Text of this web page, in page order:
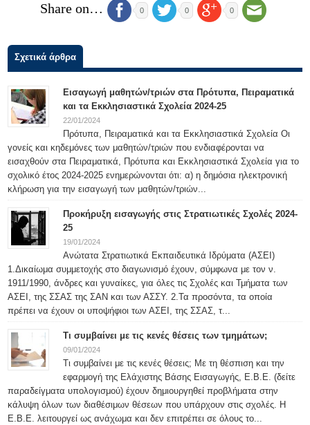
Share on… 0 0 0
Σχετικά άρθρα
Εισαγωγή μαθητών/τριών στα Πρότυπα, Πειραματικά
και τα Εκκλησιαστικά Σχολεία 2024-25
22/01/2024
Πρότυπα, Πειραματικά και τα Εκκλησιαστικά Σχολεία Οι
γονείς και κηδεμόνες των μαθητών/τριών που ενδιαφέρονται να
εισαχθούν στα Πειραματικά, Πρότυπα και Εκκλησιαστικά Σχολεία για το
σχολικό έτος 2024-2025 ενημερώνονται ότι: α) η δημόσια ηλεκτρονική
κλήρωση για την εισαγωγή των μαθητών/τριών...
Προκήρυξη εισαγωγής στις Στρατιωτικές Σχολές 2024-
25
19/01/2024
Ανώτατα Στρατιωτικά Εκπαιδευτικά Ιδρύματα (ΑΣΕΙ)
1.Δικαίωμα συμμετοχής στο διαγωνισμό έχουν, σύμφωνα με τον ν.
1911/1990, άνδρες και γυναίκες, για όλες τις Σχολές και Τμήματα των
ΑΣΕΙ, της ΣΣΑΣ της ΣΑΝ και των ΑΣΣΥ. 2.Τα προσόντα, τα οποία
πρέπει να έχουν οι υποψήφιοι των ΑΣΕΙ, της ΣΣΑΣ, τ...
Τι συμβαίνει με τις κενές θέσεις των τμημάτων;
09/01/2024
Τι συμβαίνει με τις κενές θέσεις; Με τη θέσπιση και την
εφαρμογή της Ελάχιστης Βάσης Εισαγωγής, Ε.Β.Ε. (δείτε
παραδείγματα υπολογισμού) έχουν δημιουργηθεί προβλήματα στην
κάλυψη όλων των διαθέσιμων θέσεων που υπάρχουν στις σχολές. Η
Ε.Β.Ε. λειτουργεί ως ανάχωμα και δεν επιτρέπει σε όλους το...